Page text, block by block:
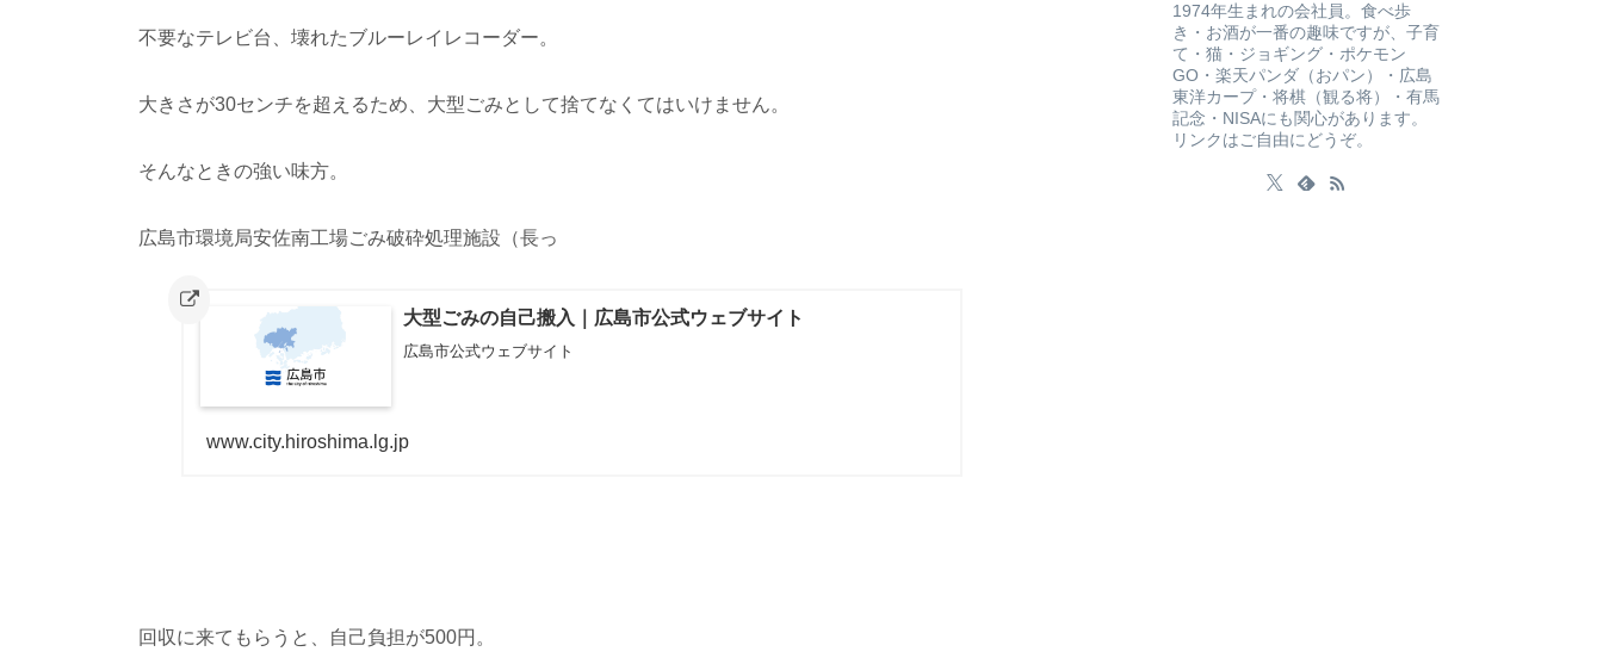
不要なテレビ台、壊れたブルーレイレコーダー。
大きさが30センチを超えるため、大型ごみとして捨てなくてはいけません。
そんなときの強い味方。
広島市環境局安佐南工場ごみ破砕処理施設（長っ
大型ごみの自己搬入｜広島市公式ウェブサイト
広島市公式ウェブサイト
www.city.hiroshima.lg.jp
回収に来てもらうと、自己負担が500円。
1974年生まれの会社員。食べ歩
き・お酒が一番の趣味ですが、子育
て・猫・ジョギング・ポケモン
GO・楽天パンダ（おパン）・広島
東洋カープ・将棋（観る将）・有馬
記念・NISAにも関心があります。
リンクはご自由にどうぞ。